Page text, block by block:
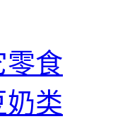
零食
奶类